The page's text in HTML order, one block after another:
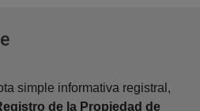
Ventana nueva
simple informativa registral,
de la Propiedad de